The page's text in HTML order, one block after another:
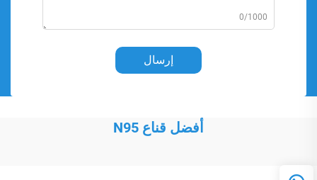
0/1000
إرسال
أفضل قناع N95